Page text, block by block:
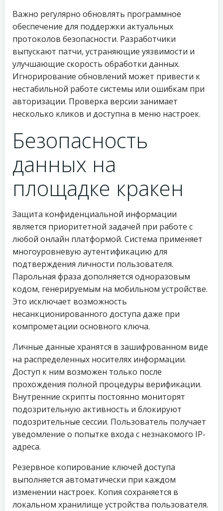
Важно регулярно обновлять программное
обеспечение для поддержки актуальных
протоколов безопасности. Разработчики
выпускают патчи, устраняющие уязвимости и
улучшающие скорость обработки данных.
Игнорирование обновлений может привести к
нестабильной работе системы или ошибкам при
авторизации. Проверка версии занимает
несколько кликов и доступна в меню настроек.
Безопасность
данных на
площадке кракен
Защита конфиденциальной информации
является приоритетной задачей при работе с
любой онлайн платформой. Система применяет
многоуровневую аутентификацию для
подтверждения личности пользователя.
Парольная фраза дополняется одноразовым
кодом, генерируемым на мобильном устройстве.
Это исключает возможность
несанкционированного доступа даже при
компрометации основного ключа.
Личные данные хранятся в зашифрованном виде
на распределенных носителях информации.
Доступ к ним возможен только после
прохождения полной процедуры верификации.
Внутренние скрипты постоянно мониторят
подозрительную активность и блокируют
подозрительные сессии. Пользователь получает
уведомление о попытке входа с незнакомого IP-
адреса.
Резервное копирование ключей доступа
выполняется автоматически при каждом
изменении настроек. Копия сохраняется в
локальном хранилище устройства пользователя.